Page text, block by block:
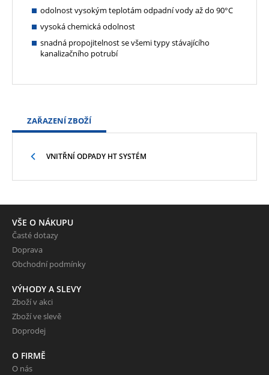
odolnost vysokým teplotám odpadní vody až do 90°C
vysoká chemická odolnost
snadná propojitelnost se všemi typy stávajícího
kanalizačního potrubí
ZAŘAZENÍ ZBOŽÍ
VNITŘNÍ ODPADY HT SYSTÉM
VŠE O NÁKUPU
Časté dotazy
Doprava
Obchodní podmínky
VÝHODY A SLEVY
Zboží v akci
Zboží ve slevě
Doprodej
O FIRMĚ
O nás